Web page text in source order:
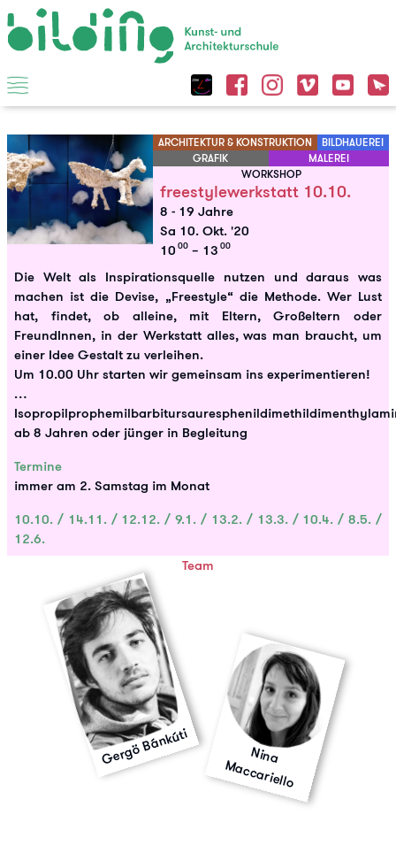
ARCHITEKTUR & KONSTRUKTION
BILDHAUEREI
GRAFIK
MALEREI
WORKSHOP
freestylewerkstatt 10.10.
8 - 19 Jahre
Sa 10. Okt. '20
10 00 – 13 00
Die Welt als Inspirationsquelle nutzen und daraus was
machen ist die Devise, „Freestyle“ die Methode. Wer Lust
hat, findet, ob alleine, mit Eltern, Großeltern oder
FreundInnen, in der Werkstatt alles, was man braucht, um
einer Idee Gestalt zu verleihen.
Um 10.00 Uhr starten wir gemeinsam ins experimentieren!
…
ab 8 Jahren oder jünger in Begleitung
Termine
immer am 2. Samstag im Monat
10.10. / 14.11. / 12.12. / 9.1. / 13.2. / 13.3. / 10.4. / 8.5. /
12.6.
Team
Gergö Bánkúti N
in
a
M
a
c
c
a
rie
llo